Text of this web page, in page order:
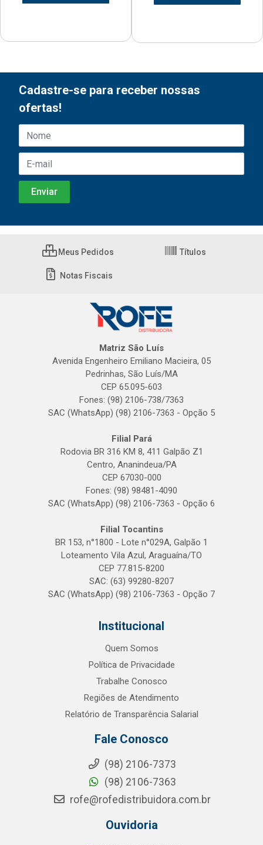
Cadastre-se para receber nossas
ofertas!
Meus Pedidos Títulos
Notas Fiscais
Matriz São Luís
Avenida Engenheiro Emiliano Macieira, 05
Pedrinhas, São Luís/MA
CEP 65.095-603
Fones: (98) 2106-738/7363
SAC (WhatsApp) (98) 2106-7363 - Opção 5
Filial Pará
Rodovia BR 316 KM 8, 411 Galpão Z1
Centro, Ananindeua/PA
CEP 67030-000
Fones: (98) 98481-4090
SAC (WhatsApp) (98) 2106-7363 - Opção 6
Filial Tocantins
BR 153, n°1800 - Lote n°029A, Galpão 1
Loteamento Vila Azul, Araguaína/TO
CEP 77.815-8200
SAC: (63) 99280-8207
SAC (WhatsApp) (98) 2106-7363 - Opção 7
Institucional
Quem Somos
Política de Privacidade
Trabalhe Conosco
Regiões de Atendimento
Relatório de Transparência Salarial
Fale Conosco
(98) 2106-7373
(98) 2106-7363
rofe@rofedistribuidora.com.br
Ouvidoria